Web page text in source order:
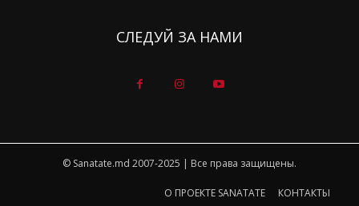
СЛЕДУЙ ЗА НАМИ
© Sanatate.md 2007-2025 | Все права защищены.
О ПРОЕКТЕ SANATATE
КОНТАКТЫ